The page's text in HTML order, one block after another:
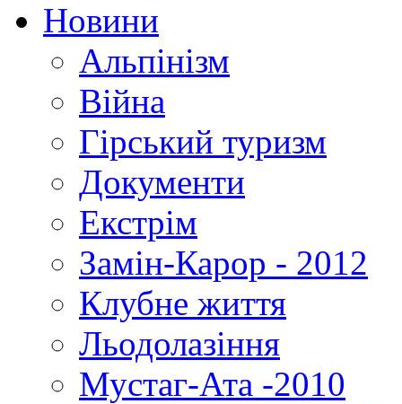
Новини
Альпінізм
Війна
Гірський туризм
Документи
Екстрім
Замін-Карор - 2012
Клубне життя
Льодолазіння
Мустаг-Ата -2010